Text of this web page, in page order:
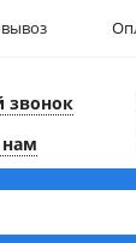
звонок
нам